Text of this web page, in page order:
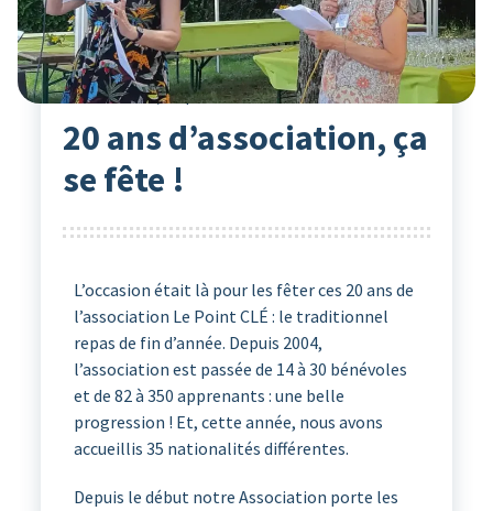
Actualités
28Juin 2024 Le point Clé
20 ans d’association, ça
se fête !
L’occasion était là pour les fêter ces 20 ans de
l’association Le Point CLÉ : le traditionnel
repas de fin d’année. Depuis 2004,
l’association est passée de 14 à 30 bénévoles
et de 82 à 350 apprenants : une belle
progression ! Et, cette année, nous avons
accueillis 35 nationalités différentes.
Depuis le début notre Association porte les